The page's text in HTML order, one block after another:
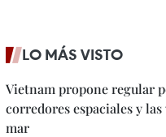
LO MÁS VISTO
Vietnam propone regular
corredores espaciales y
mar